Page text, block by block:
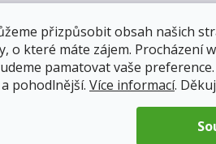
přizpůsobit obsah našich
o které máte zájem. Procházení
pamatovat vaše
pohodlnější. Více informací.